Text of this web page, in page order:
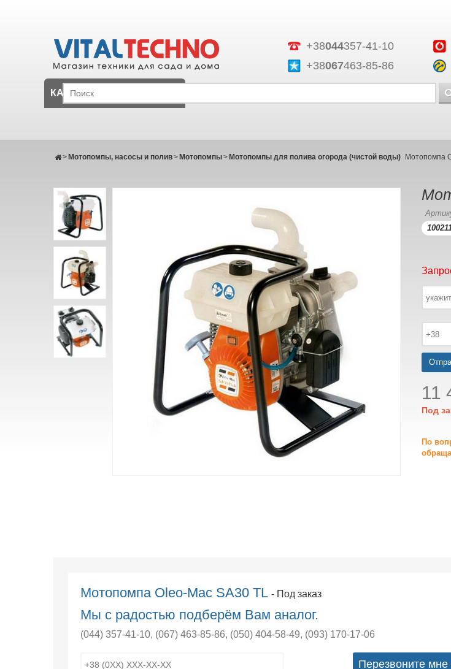
+38044357-41-10
+38067463-85-86
КАТАЛОГ
Мотопомпы, насосы и полив
> Мотопомпы
> Мотопомпы для полива огорода (чистой воды)
> Мотопомпа
11
Под
По
Мотопомпа Oleo-Mac SА30 ТL- Под заказ
Мы с радостью подберём Вам аналог.
(044) 357-41-10, (067) 463-85-86, (050) 404-58-49, (093) 170-17-06
Перезвоните мне